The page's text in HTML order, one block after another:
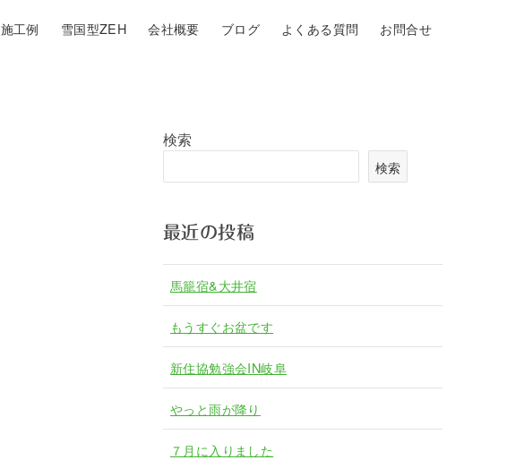
施工例 雪国型ZEH 会社概要 ブログ よくある質問 お問合せ
検索
検索
最近の投稿
馬籠宿&大井宿
もうすぐお盆です
新住協勉強会IN岐阜
やっと雨が降り
７月に入りました